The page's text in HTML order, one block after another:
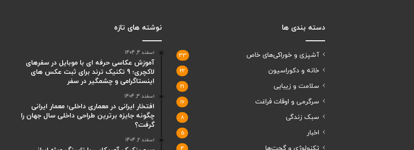
دسته بندی ها
آشپزی و خوراکی‌های خاص 33
خانه و دکوراسیون 22
سلامت و زیبایی 21
سرگرمی و اوقات فراغت 16
سبک زندگی 8
اخبار 5
نوشته های تازه
اسفند 4, 1404
آموزش عکاسی حرفه ای با موبایل در سفرهای
لاکچری؛ 9 تکنیک ترند برای ثبت عکس های
اینستاگرامی و چشمگیر در سفر
اسفند 3, 1404
افتخار ایرانی در معماری داخلی؛ معمار ایرانی
چگونه جایزه برترین طراحی داخلی سال جهان را
گرفت؟
اسفند 2, 1404